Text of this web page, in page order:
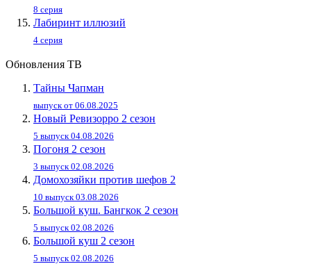
8 серия
Лабиринт иллюзий
4 серия
Обновления ТВ
Тайны Чапман
выпуск от 06.08.2025
Новый Ревизорро 2 сезон
5 выпуск 04.08.2026
Погоня 2 сезон
3 выпуск 02.08.2026
Домохозяйки против шефов 2
10 выпуск 03.08.2026
Большой куш. Бангкок 2 сезон
5 выпуск 02.08.2026
Большой куш 2 сезон
5 выпуск 02.08.2026